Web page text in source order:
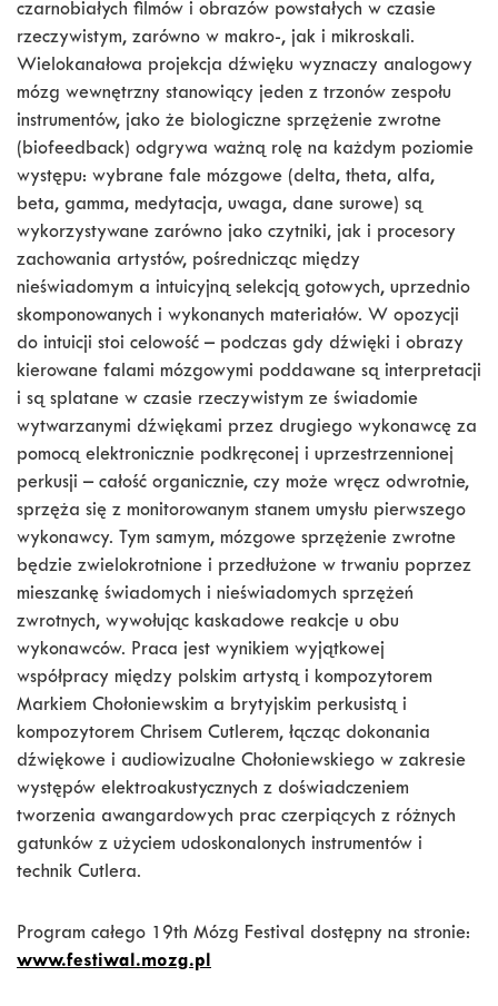
czarnobiałych filmów i obrazów powstałych w czasie
rzeczywistym, zarówno w makro-, jak i mikroskali.
Wielokanałowa projekcja dźwięku wyznaczy analogowy
mózg wewnętrzny stanowiący jeden z trzonów zespołu
instrumentów, jako że biologiczne sprzężenie zwrotne
(biofeedback) odgrywa ważną rolę na każdym poziomie
występu: wybrane fale mózgowe (delta, theta, alfa,
beta, gamma, medytacja, uwaga, dane surowe) są
wykorzystywane zarówno jako czytniki, jak i procesory
zachowania artystów, pośrednicząc między
nieświadomym a intuicyjną selekcją gotowych, uprzednio
skomponowanych i wykonanych materiałów. W opozycji
do intuicji stoi celowość – podczas gdy dźwięki i obrazy
kierowane falami mózgowymi poddawane są interpretacji
i są splatane w czasie rzeczywistym ze świadomie
wytwarzanymi dźwiękami przez drugiego wykonawcę za
pomocą elektronicznie podkręconej i uprzestrzennionej
perkusji – całość organicznie, czy może wręcz odwrotnie,
sprzęża się z monitorowanym stanem umysłu pierwszego
wykonawcy. Tym samym, mózgowe sprzężenie zwrotne
będzie zwielokrotnione i przedłużone w trwaniu poprzez
mieszankę świadomych i nieświadomych sprzężeń
zwrotnych, wywołując kaskadowe reakcje u obu
wykonawców. Praca jest wynikiem wyjątkowej
współpracy między polskim artystą i kompozytorem
Markiem Chołoniewskim a brytyjskim perkusistą i
kompozytorem Chrisem Cutlerem, łącząc dokonania
dźwiękowe i audiowizualne Chołoniewskiego w zakresie
występów elektroakustycznych z doświadczeniem
tworzenia awangardowych prac czerpiących z różnych
gatunków z użyciem udoskonalonych instrumentów i
technik Cutlera.
Program całego 19th Mózg Festival dostępny na stronie:
www.festiwal.mozg.pl